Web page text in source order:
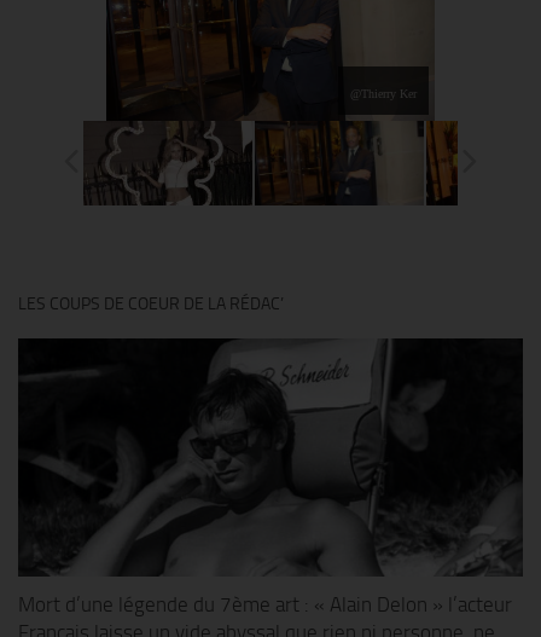
@Thierry Ker
LES COUPS DE COEUR DE LA RÉDAC’
Mort d’une légende du 7ème art : « Alain Delon » l’acteur